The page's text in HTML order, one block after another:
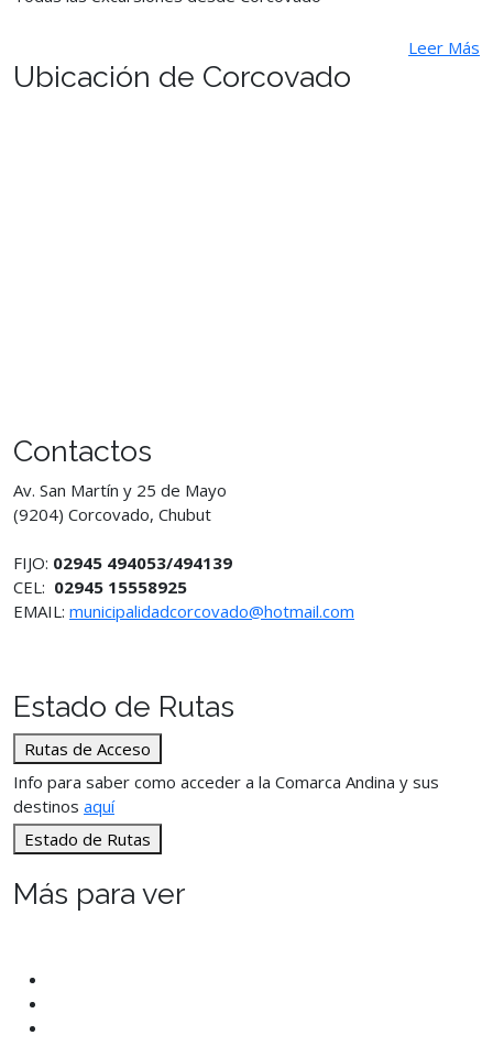
Leer Más
Ubicación de Corcovado
Contactos
Av. San Martín y 25 de Mayo
(9204) Corcovado, Chubut
FIJO: 02945 494053/494139
CEL: 02945 15558925
EMAIL: municipalidadcorcovado@hotmail.com
Estado de Rutas
Rutas de Acceso
Info para saber como acceder a la Comarca Andina y sus
destinos aquí
Estado de Rutas
Más para ver